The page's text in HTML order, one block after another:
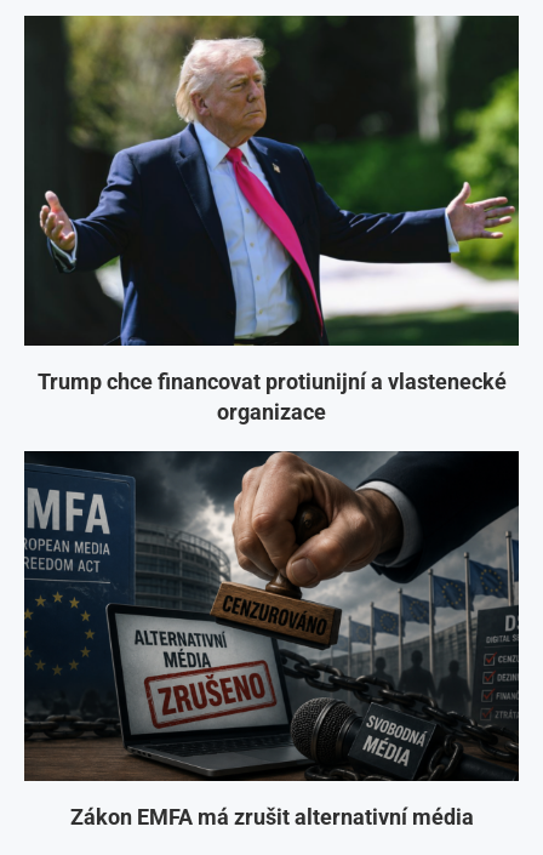
Trump chce financovat protiunijní a vlastenecké
organizace
Zákon EMFA má zrušit alternativní média